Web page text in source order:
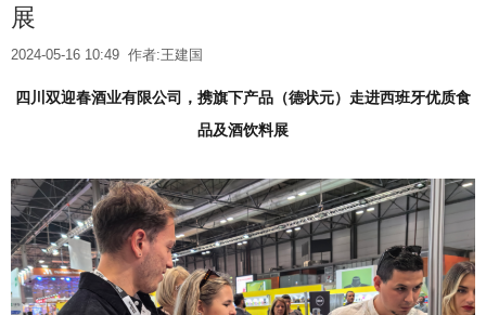
展
2024-05-16 10:49 作者:王建国
四川双迎春酒业有限公司，携旗下产品（德状元）走进西班牙优质食
品及酒饮料展